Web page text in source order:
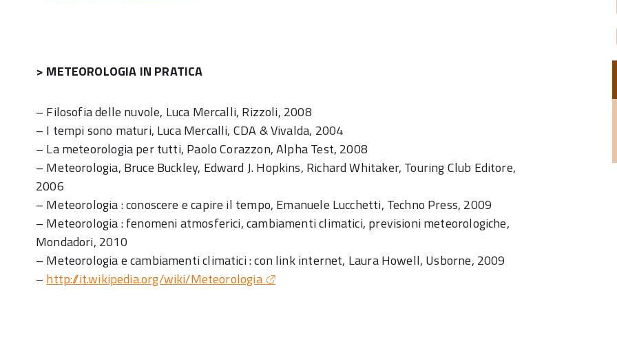
> METEOROLOGIA IN PRATICA
– Filosofia delle nuvole, Luca Mercalli, Rizzoli, 2008
– I tempi sono maturi, Luca Mercalli, CDA & Vivalda, 2004
– La meteorologia per tutti, Paolo Corazzon, Alpha Test, 2008
– Meteorologia, Bruce Buckley, Edward J. Hopkins, Richard Whitaker, Touring Club Editore,
2006
– Meteorologia : conoscere e capire il tempo, Emanuele Lucchetti, Techno Press, 2009
– Meteorologia : fenomeni atmosferici, cambiamenti climatici, previsioni meteorologiche,
Mondadori, 2010
– Meteorologia e cambiamenti climatici : con link internet, Laura Howell, Usborne, 2009
– http://it.wikipedia.org/wiki/Meteorologia